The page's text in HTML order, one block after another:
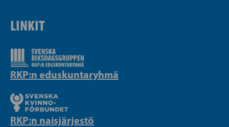
LINKIT
RKP:n eduskuntaryhmä
RKP:n naisjärjestö